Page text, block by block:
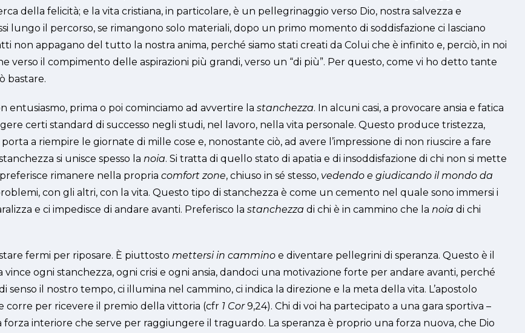
della felicità; e la vita cristiana, in particolare, è un pellegrinaggio verso Dio, nostra salvezza e
lungo il percorso, se rimangono solo materiali, dopo un primo momento di soddisfazione ci lasciano
non appagano del tutto la nostra anima, perché siamo stati creati da Colui che è infinito e, perciò, in noi
verso il compimento delle aspirazioni più grandi, verso un “di più”. Per questo, come vi ho detto tante
bastare.
entusiasmo, prima o poi cominciamo ad avvertire la stanchezza. In alcuni casi, a provocare ansia e fatica
certi standard di successo negli studi, nel lavoro, nella vita personale. Questo produce tristezza,
a riempire le giornate di mille cose e, nonostante ciò, ad avere l’impressione di non riuscire a fare
si unisce spesso la noia. Si tratta di quello stato di apatia e di insoddisfazione di chi non si mette
rimanere nella propria comfort zone, chiuso in sé stesso, vedendo e giudicando il mondo da
con gli altri, con la vita. Questo tipo di stanchezza è come un cemento nel quale sono immersi i
e ci impedisce di andare avanti. Preferisco la stanchezza di chi è in cammino che la noia di chi
fermi per riposare. È piuttosto mettersi in camminoe diventare pellegrini di speranza. Questo è il
ogni stanchezza, ogni crisi e ogni ansia, dandoci una motivazione forte per andare avanti, perché
senso il nostro tempo, ci illumina nel cammino, ci indica la direzione e la meta della vita. L’apostolo
corre per ricevere il premio della vittoria (cfr 1 Cor9,24). Chi di voi ha partecipato a una gara sportiva –
interiore che serve per raggiungere il traguardo. La speranza è proprio una forza nuova, che Dio